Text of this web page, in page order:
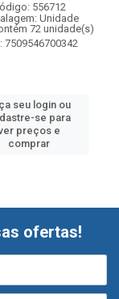
556712
Unidade
72 unidade(s)
7509546700342
seu login ou
se para
preços e
comprar
ofertas!